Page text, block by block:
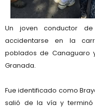
Un joven conductor
accidentarse en la
poblados de Canaguaro
Granada.
Fue identificado como
salió de la vía y